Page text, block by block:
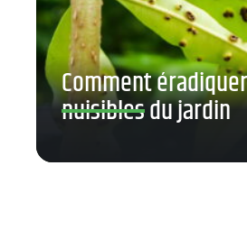
Comment
nuisibles du jardin